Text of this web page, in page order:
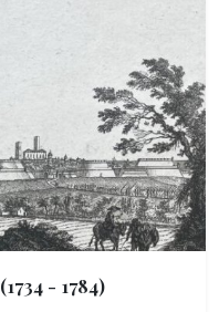
(1734 - 1784)